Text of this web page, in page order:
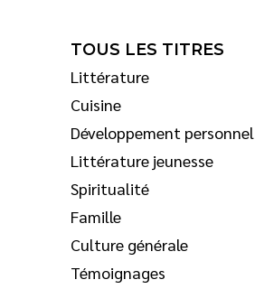
TOUS LES TITRES
Littérature
Cuisine
Développement personnel
Littérature jeunesse
Spiritualité
Famille
Culture générale
Témoignages